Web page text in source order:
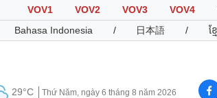
VOV1 VOV2 VOV3 VOV4
Bahasa Indonesia / 日本語 / ខ្ម
29°C Thứ Năm, ngày 6 tháng 8 năm 2026